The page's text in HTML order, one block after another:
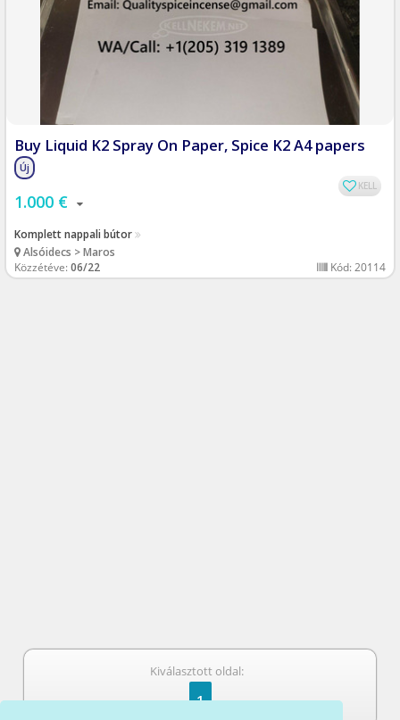
1.000 €
Komplett nappali bútor
Alsóidecs > Maros
Közzétéve:06/22 Kód: 20114
Buy Liquid K2 Spray On Paper, Spice K2 A4 papers
Új
KELL
Kiválasztott oldal:
1